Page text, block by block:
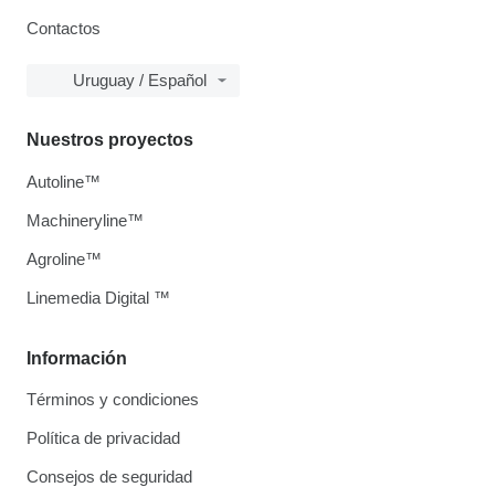
Contactos
Uruguay / Español
Información
Términos y condiciones
Política de privacidad
Consejos de seguridad
Nuestros proyectos
Autoline™
Machineryline™
Agroline™
Linemedia Digital ™